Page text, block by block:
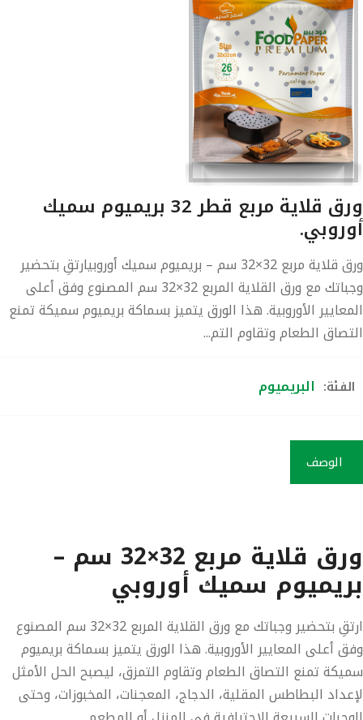
ورق قلاية مربع قطر 32 بريميوم سميك
أوروبي.
ورق قلاية مربع 32×32 سم – بريميوم سميك أوروبيارتقِ بتحضير
وجباتك مع ورق القلاية المربع 32×32 سم المصنوع وفق أعلى
المعايير الأوروبية. هذا الورق يتميز بسماكة بريميوم سميكة تمنع
التصاق الطعام وتقاوم التم...
الفئة: البريميوم
الوصف
ورق قلاية مربع 32×32 سم –
بريميوم سميك أوروبي
ارتقِ بتحضير وجباتك مع ورق القلاية المربع 32×32 سم
المصنوع
وفقأعلى المعايير الأوروبية. هذا الورق يتميز بسماكةبريميوم
سميكةتمنع التصاق الطعام وتقاوم التمزق، ليصبح الحل الأمثل
لإعداد البطاطس المقلية، الدجاج، المعجنات، المخبوزات، وحتى